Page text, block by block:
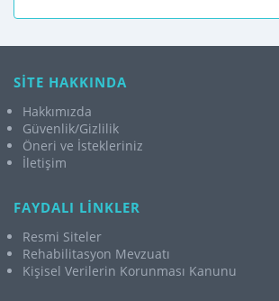
SİTE HAKKINDA
Hakkımızda
Güvenlik/Gizlilik
Öneri ve İstekleriniz
İletişim
FAYDALI LİNKLER
Resmi Siteler
Rehabilitasyon Mevzuatı
Kişisel Verilerin Korunması Kanunu